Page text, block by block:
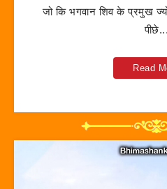
जो कि भगवान शिव के प्रमुख
पीछे...
Read